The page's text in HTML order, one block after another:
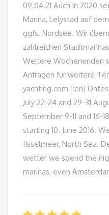
09.04.21 Auch in 2020
Marina, Lelystad auf
ggfs. Nordsee. Wir
zahlreichen
Weitere Wochenenden
Anfragen für weitere
yachting.com [:en] Dates
July 22-24 and 29-31
September 9-11 and 16-
starting 10. June 2016.
IJsselmeer, North Sea.
wetter we spend the
marinas, even